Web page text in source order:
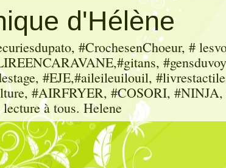
d'Hélène
#CrochesenChoeur, #
#EJE,#aileileuilouil,
#AIRFRYER, #COSORI,
à tous. Helene